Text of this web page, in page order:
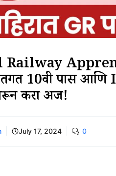
Railway
अंतर्गत 10वी पास
करा अर्ज!
July 17, 2024 0